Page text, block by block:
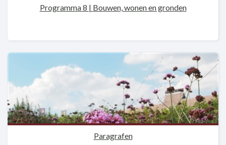
Programma 8 | Bouwen, wonen en gronden
Paragrafen